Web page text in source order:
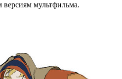
версиям мультфильма.